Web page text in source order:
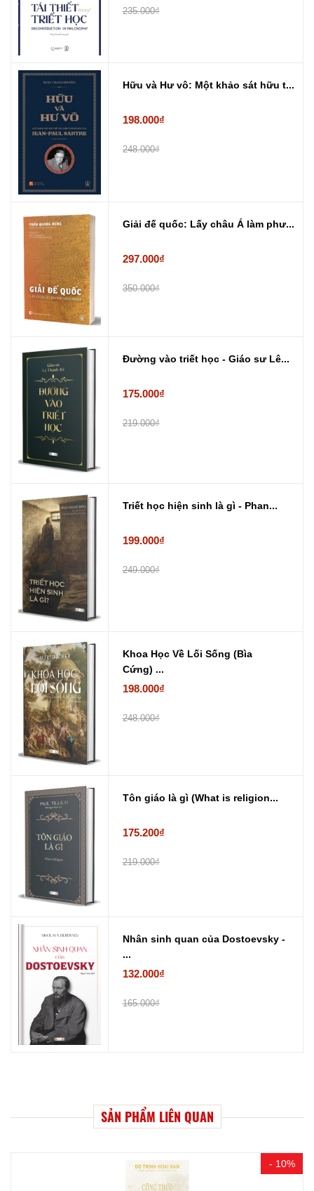
235.000₫
Hữu và Hư vô: Một khảo sát hữu t...
198.000₫
248.000₫
Giải đế quốc: Lấy châu Á làm phư...
297.000₫
350.000₫
Đường vào triết học - Giáo sư Lê...
175.000₫
219.000₫
Triết học hiện sinh là gì - Phan...
199.000₫
249.000₫
Khoa Học Về Lối Sống (Bìa
Cứng) ...
198.000₫
248.000₫
Tôn giáo là gì (What is religion...
175.200₫
219.000₫
Nhân sinh quan của Dostoevsky -
...
132.000₫
165.000₫
SẢN PHẨM LIÊN QUAN
- 10%